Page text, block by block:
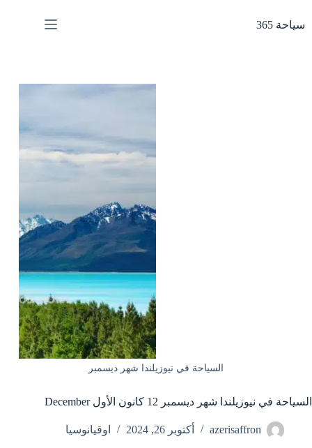
المحتوى
سياحة 365
السياحة في نيوزيلندا شهر ديسمبر
السياحة في نيوزيلندا شهر ديسمبر 12 كانون الأول December
azerisaffron أكتوبر 26, 2024 اوقيانوسيا